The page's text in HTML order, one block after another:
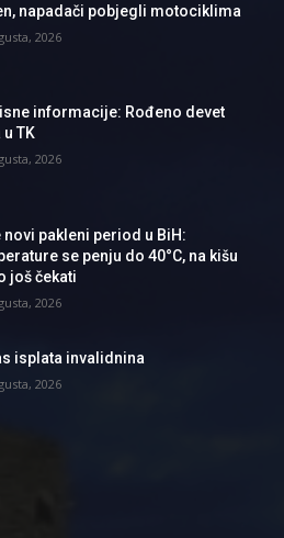
napadači pobjegli motociklima
2026
informacije: Rođeno devet
u TK
2026
novi pakleni period u BiH:
se penju do 40°C, na kišu
još čekati
2026
isplata invalidnina
2026